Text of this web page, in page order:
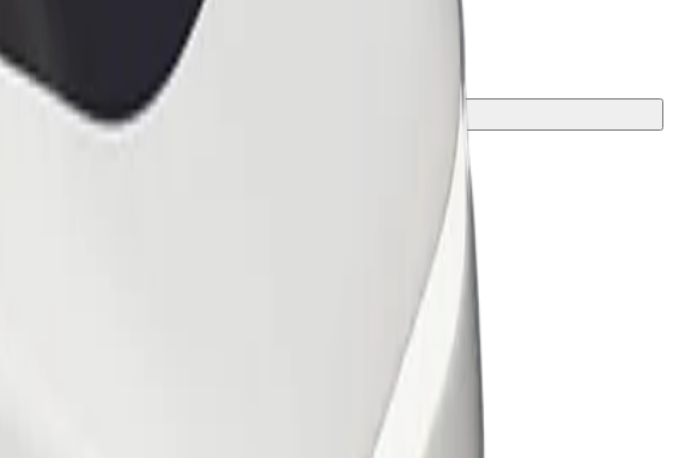
าเส้นทางที่ดีที่สุดสำหรับการเดินทางของคุณ